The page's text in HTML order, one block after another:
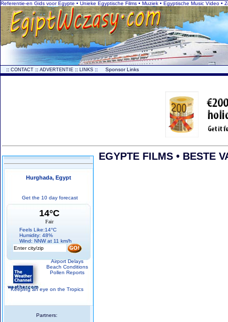
Referentie-en Gids voor Egypte • Unieke Egyptische Films • Muziek • Egyptische Music Video
:: CONTACT :: ADVERTENTIE :: LINKS :: Sponsor Links
Hurghada, Egypt
Get the 10 day forecast
14°C
Fair
Feels Like:14°C
Humidity: 48%
Wind: NNW at 11 km/h
Airport Delays
Beach Conditions
Pollen Reports
Keeping an eye on the Tropics
Partners:
EGYPTE FILMS • BESTE